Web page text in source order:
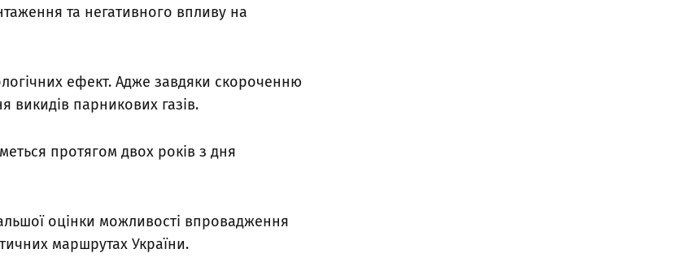
та негативного впливу на
ефект. Адже завдяки скороченню
викидів парникових газів.
протягом двох років з дня
оцінки можливості впровадження
маршрутах України.